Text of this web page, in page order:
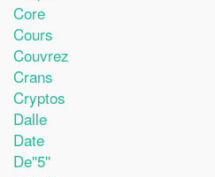
Core
Cours
Couvrez
Crans
Cryptos
Dalle
Date
De''5''